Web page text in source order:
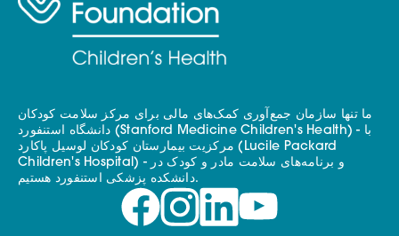
ما تنها سازمان جمع‌آوری کمک‌های مالی برای مرکز سلامت کودکان
دانشگاه استنفورد (Stanford Medicine Children's Health) - با
مرکزیت بیمارستان کودکان لوسیل پاکارد (Lucile Packard
Children's Hospital) - و برنامه‌های سلامت مادر و کودک در
دانشکده پزشکی استنفورد هستیم.